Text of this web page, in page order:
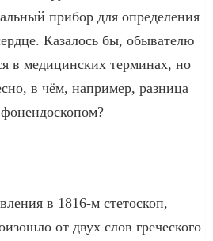
прибор для определения
Казалось бы, обывателю
в медицинских терминах, но
в чём, например, разница
в 1816-м стетоскоп,
от двух слов греческого